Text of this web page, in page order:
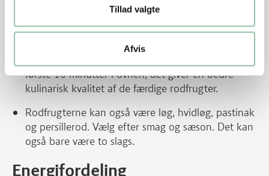
Tillad valgte
Afvis
som ribbenstegssandwich og til biksemad til
første 10 minutter i ovnen, det giver en bedre
kulinarisk kvalitet af de færdige rodfrugter.
Rodfrugterne kan også være løg, hvidløg, pastinak
og persillerod. Vælg efter smag og sæson. Det kan
også bare være to slags.
Energifordeling